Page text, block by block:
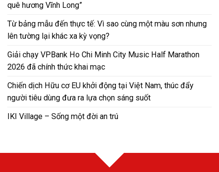
quê hương Vĩnh Long”
Từ bảng mẫu đến thực tế: Vì sao cùng một màu sơn nhưng
lên tường lại khác xa kỳ vọng?
Giải chạy VPBank Ho Chi Minh City Music Half Marathon
2026 đã chính thức khai mạc
Chiến dịch Hữu cơ EU khởi động tại Việt Nam, thúc đẩy
người tiêu dùng đưa ra lựa chọn sáng suốt
IKI Village – Sống một đời an trú